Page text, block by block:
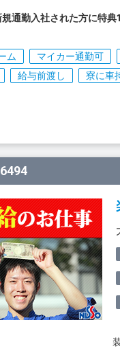
通勤入社された方に特典
ム マイカー通勤可
給与前渡し 寮に車